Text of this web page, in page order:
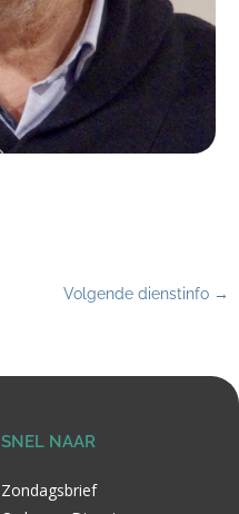
Volgende dienstinfo →
SNEL NAAR
Zondagsbrief